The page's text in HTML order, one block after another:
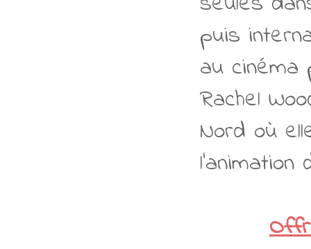
puis
au cinéma
Rachel
Nord où
l’animation